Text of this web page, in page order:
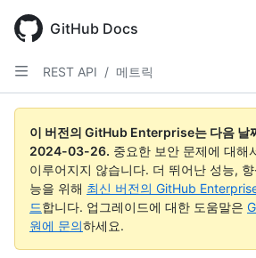
main
content
GitHub Docs
REST API / 메트릭
이 버전의 GitHub Enterprise는 다음 날
2024-03-26. 중요한 보안 문제에 대해
이루어지지 않습니다. 더 뛰어난 성능,
능을 위해 최신 버전의 GitHub
드합니다. 업그레이드에 대한 도움말은
원에 문의하세요.